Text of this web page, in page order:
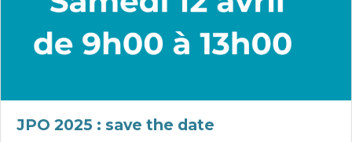
JPO 2025 : save the date